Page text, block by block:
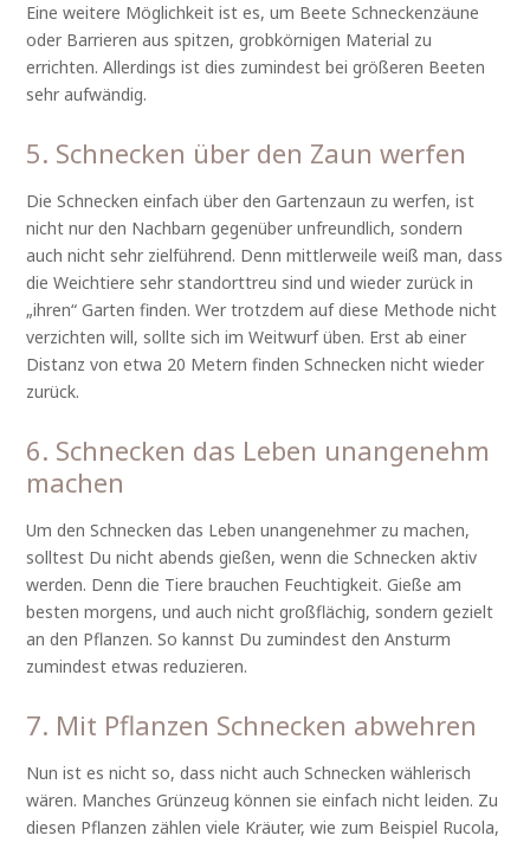
Eine weitere Möglichkeit ist es, um Beete Schneckenzäune
oder Barrieren aus spitzen, grobkörnigen Material zu
errichten. Allerdings ist dies zumindest bei größeren Beeten
sehr aufwändig.
5. Schnecken über den Zaun werfen
Die Schnecken einfach über den Gartenzaun zu werfen, ist
nicht nur den Nachbarn gegenüber unfreundlich, sondern
auch nicht sehr zielführend. Denn mittlerweile weiß man, dass
die Weichtiere sehr standorttreu sind und wieder zurück in
„ihren“ Garten finden. Wer trotzdem auf diese Methode nicht
verzichten will, sollte sich im Weitwurf üben. Erst ab einer
Distanz von etwa 20 Metern finden Schnecken nicht wieder
zurück.
6. Schnecken das Leben unangenehm
machen
Um den Schnecken das Leben unangenehmer zu machen,
solltest Du nicht abends gießen, wenn die Schnecken aktiv
werden. Denn die Tiere brauchen Feuchtigkeit. Gieße am
besten morgens, und auch nicht großflächig, sondern gezielt
an den Pflanzen. So kannst Du zumindest den Ansturm
zumindest etwas reduzieren.
7. Mit Pflanzen Schnecken abwehren
Nun ist es nicht so, dass nicht auch Schnecken wählerisch
wären. Manches Grünzeug können sie einfach nicht leiden. Zu
diesen Pflanzen zählen viele Kräuter, wie zum Beispiel Rucola,